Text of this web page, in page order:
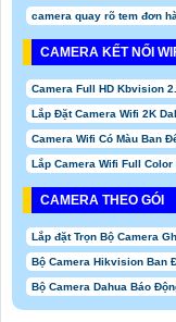
camera quay rõ tem đơn
CAMERA KẾT NỐI
Camera Full HD Kbvision
Lắp Đặt Camera Wifi 2K
Camera Wifi Có Màu Ban
Lắp Camera Wifi Full Color
CAMERA THEO GÓI
Lắp đặt Trọn Bộ Camera
Bộ Camera Hikvision Ban
Bộ Camera Dahua Báo